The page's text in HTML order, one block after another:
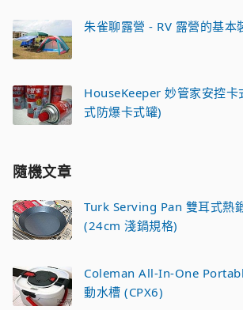
朱雀聊露營 - RV 露營的基本
HouseKeeper 妙管家安控卡
式防爆卡式罐)
隨機文章
Turk Serving Pan 雙耳式熱
(24cm 淺鍋規格)
Coleman All-In-One
動水槽 (CPX6)